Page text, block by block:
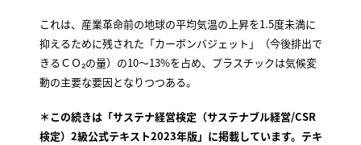
これは、産業革命前の地球の平均気温の上昇を1.5度未満に
抑えるために残された「カーボンバジェット」（今後排出で
きるＣＯ₂の量）の10〜13%を占め、プラスチックは気候変
動の主要な要因となりつつある。
＊この続きは「サステナ経営検定（サステナブル経営/CSR
検定）2級公式テキスト2023年版」に掲載しています。テキ